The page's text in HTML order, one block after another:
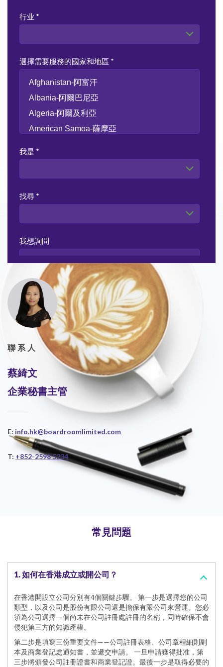
聯系人
蔡綺文
企業秘書主管
E: info.hk@boardroomlimited.com
T: +852-2598 5234
常見問題
1. 如何在香港成立或開公司？
在香港開設立公司分別有4個關鍵步驟。 第一步是選擇您的公司
類型，以及公司是股份有限公司還是擔保有限公司來營運。您必
須為公司選擇一個尚未在公司註冊處註冊的名稱，同時確保不會
侵犯第三方的知識產權。
第二步是填寫三份重要文件——公司註冊表格、公司章程細則副
本及商業登記處通知書，並遞交申請。 一旦申請獲得批准，第
三步將頒發公司註冊證書和商業登記證。最後一步是取得必要的